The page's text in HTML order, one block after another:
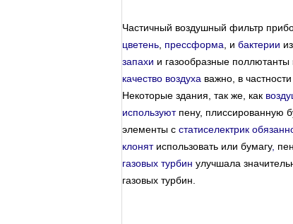
Частичный воздушный фильтр
цветень прессформа , и бактерии из
запахи и газообразные поллютанты
качество воздуха важно, в
Некоторые здания, так же, как
используютпену, плиссированную
элементы с статиселектрик
клонятиспользовать или бумагу,
газовых турбин улучшала
газовых турбин.